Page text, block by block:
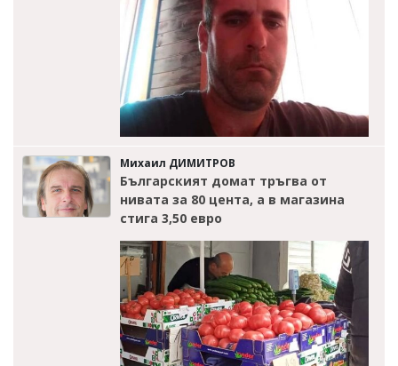
Михаил ДИМИТРОВ
Българският домат тръгва от
нивата за 80 цента, а в магазина
стига 3,50 евро